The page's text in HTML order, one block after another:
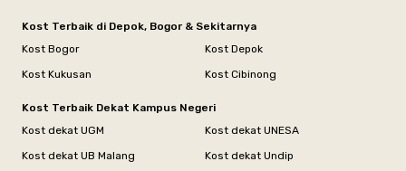
Kost Terbaik di Depok, Bogor & Sekitarnya
Kost Bogor
Kost Depok
Kost Kukusan
Kost Cibinong
Kost Terbaik Dekat Kampus Negeri
Kost dekat UGM
Kost dekat UNESA
Kost dekat UB Malang
Kost dekat Undip